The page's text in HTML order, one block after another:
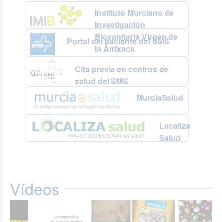
Instituto Murciano de
Investigación
Biosanitaria Virgen de
la Arrixaca
Portal del paciente del SMS
Cita previa en centros de
salud del SMS
MurciaSalud
Localiza
Salud
Vídeos